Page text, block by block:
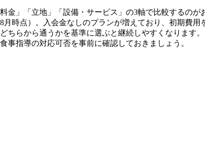
金」「立地」「設備・サービス」の3軸で比較するのが
月時点）。入会金なしのプランが増えており、初期費用
ちらから通うかを基準に選ぶと継続しやすくなります。
事指導の対応可否を事前に確認しておきましょう。